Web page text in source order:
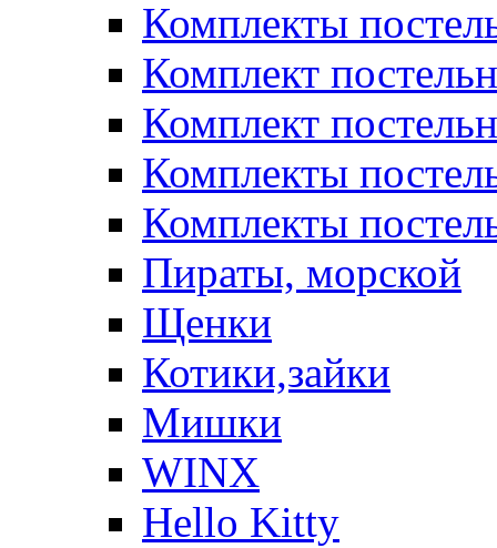
Комплекты
Комплект
Комплект
Комплекты
Комплекты
Пираты, морской
Щенки
Котики,зайки
Мишки
WINX
Hello Kitty